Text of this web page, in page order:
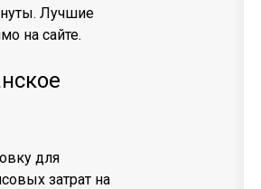
Лучшие
на сайте.
для
затрат на